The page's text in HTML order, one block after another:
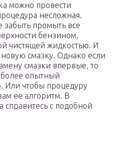
можно провести
несложная.
забыть промыть все
бензином,
чистящей жидкостью. И
смазку. Однако если
смазки впервые, то
опытный
Или чтобы процедуру
ее алгоритм. В
с подобной